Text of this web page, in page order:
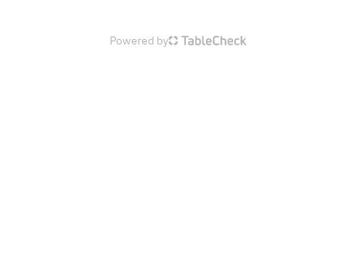
Powered by